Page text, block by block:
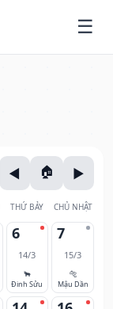
THỨ BẢY CHỦ NHẬT
6
14/3
🐂
Đinh Sửu
7
15/3
🐅
Mậu Dần